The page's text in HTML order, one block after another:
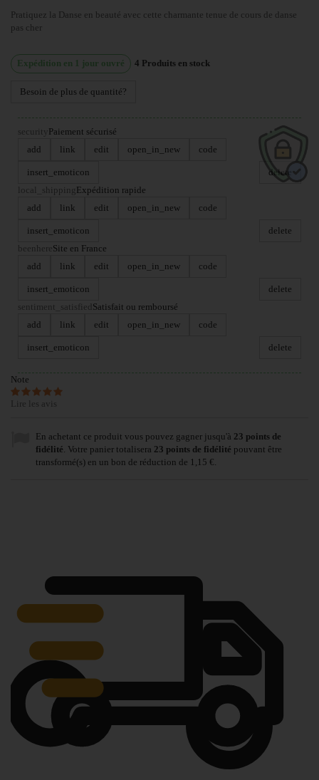
Pratiquez la Danse en beauté avec cette charmante tenue de cours de danse
pas cher
Expédition en 1 jour ouvré 4 Produits en stock
Besoin de plus de quantité?
security Paiement sécurisé
add
link edit open_in_new code
insert_emoticon
delete
local_shipping Expédition rapide
add
link edit open_in_new code
insert_emoticon
delete
beenhereSite en France
add
link edit open_in_new code
insert_emoticon
delete
sentiment_satisfied Satisfait ou remboursé
add
link edit open_in_new code
insert_emoticon delete
Note
Lire les avis
En achetant ce produit vous pouvez gagner jusqu'à 23 points de
fidélité . Votre panier totalisera 23 points de fidélité pouvant être
transformé(s) en un bon de réduction de 1,15 €